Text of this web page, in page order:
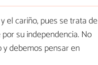
el cariño, pues se trata de
su independencia. No
debemos pensar en